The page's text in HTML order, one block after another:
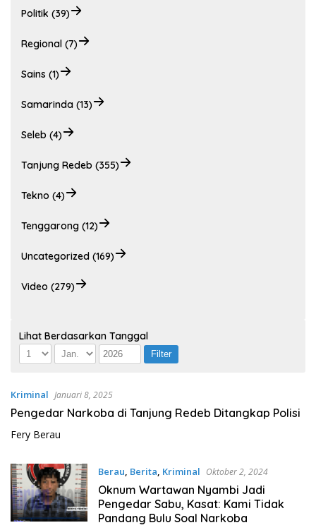
Politik (39)
Regional (7)
Sains (1)
Samarinda (13)
Seleb (4)
Tanjung Redeb (355)
Tekno (4)
Tenggarong (12)
Uncategorized (169)
Video (279)
Lihat Berdasarkan Tanggal
Kriminal Januari 8, 2025
Pengedar Narkoba di Tanjung Redeb Ditangkap Polisi
Fery Berau
Berau Berita Kriminal Oktober 2, 2024
Oknum Wartawan Nyambi Jadi
Pengedar Sabu, Kasat: Kami Tidak
Pandang Bulu Soal Narkoba